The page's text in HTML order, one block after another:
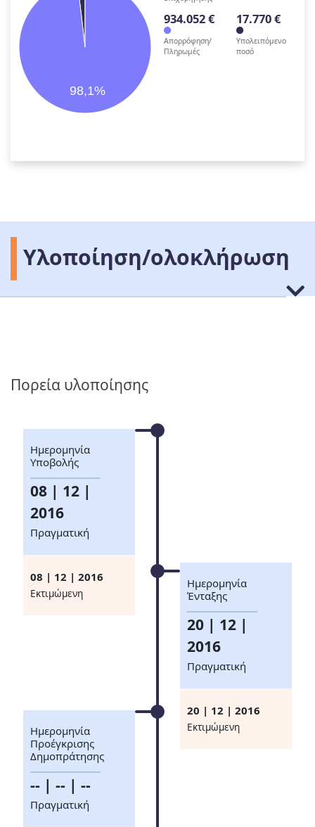
98,1%
934.052 €
Απορρόφηση/
Πληρωμές
17.770 €
Υπολειπόμενο
ποσό
Υλοποίηση/ολοκλήρωση
Πορεία υλοποίησης
Ημερομηνία
Υποβολής
08 | 12 |
2016
Πραγματική
08 | 12 | 2016
Eκτιμώμενη
Ημερομηνία
Ένταξης
20 | 12 |
2016
Πραγματική
20 | 12 | 2016
Eκτιμώμενη
Ημερομηνία
Προέγκρισης
Δημοπράτησης
-- | -- | --
Πραγματική